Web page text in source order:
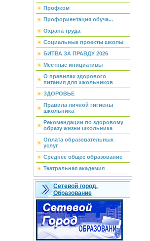
Профком
Профориентация обуча...
Охрана труда
Социальные проекты школы
БИТВА ЗА ПРАВДУ 2026
Местные инициативы
О правилах здорового
питания для школьников
ЗДОРОВЬЕ
Правила личной гигиены
школьника
Рекомендации по здоровому
образу жизни школьника
Оплата образовательных
услуг
Среднее общее образование
Театральная академия
Сетевой город.
Образование